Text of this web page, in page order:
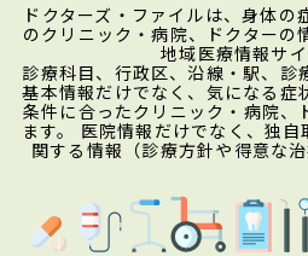
ドクターズ・ファイルは、身体の
のクリニック・病院、ドクターの
地域医療情報サイ
診療科目、行政区、沿線・駅、診
基本情報だけでなく、気になる症
条件に合ったクリニック・病院、
ます。 医院情報だけでなく、独
関する情報（診療方針や得意な